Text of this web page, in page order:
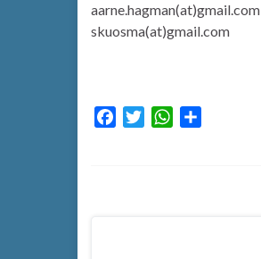
aarne.hagman(at)gmail.com
skuosma(at)gmail.com
W